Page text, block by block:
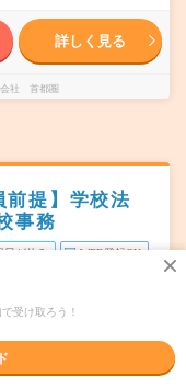
詳しく見る
会社 首都圏
前提】学校法
事務
日が休み WEB登録OK
ら徒歩7分
受け取ろう！